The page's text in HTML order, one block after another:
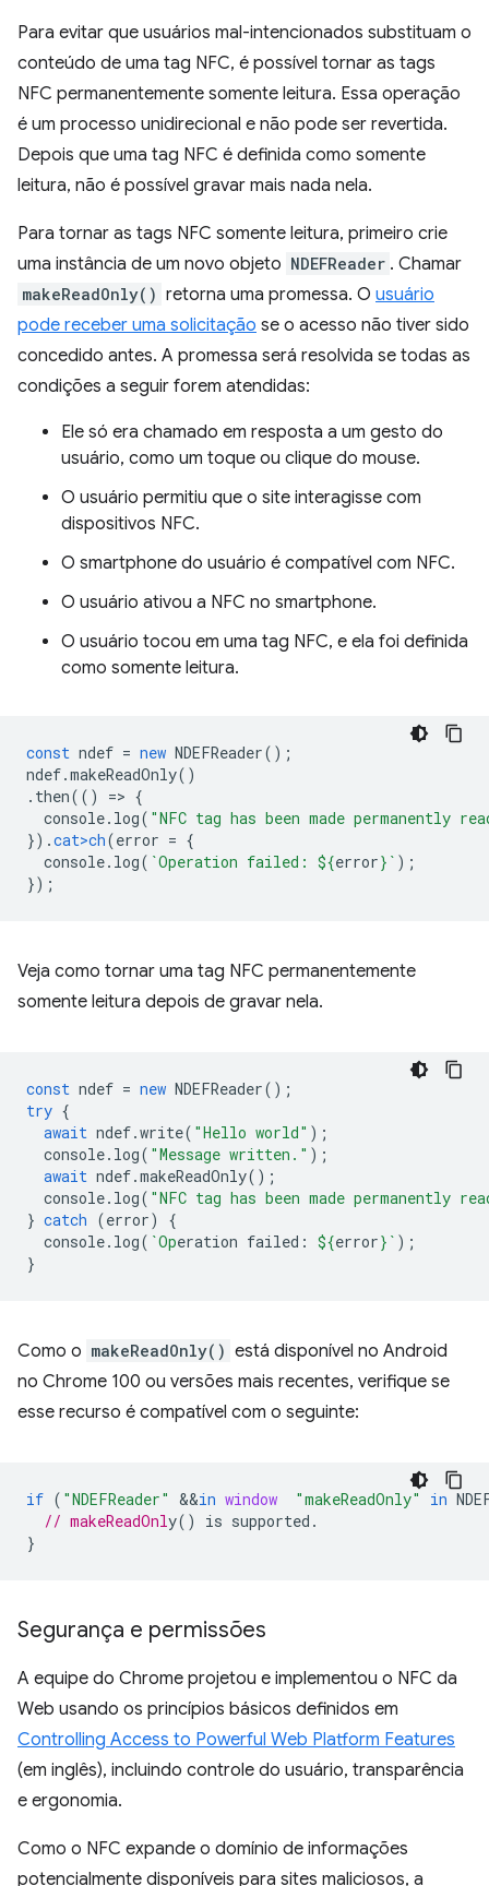
Para evitar que usuários mal-intencionados substituam o
conteúdo de uma tag NFC, é possível tornar as tags
NFC permanentemente somente leitura. Essa operação
é um processo unidirecional e não pode ser revertida.
Depois que uma tag NFC é definida como somente
leitura, não é possível gravar mais nada nela.
Para tornar as tags NFC somente leitura, primeiro crie
uma instância de um novo objeto NDEFReader . Chamar
makeReadOnly() retorna uma promessa. O usuário
pode receber uma solicitação se o acesso não tiver sido
concedido antes. A promessa será resolvida se todas as
condições a seguir forem atendidas:
Ele só era chamado em resposta a um gesto do
usuário, como um toque ou clique do mouse.
O usuário permitiu que o site interagisse com
dispositivos NFC.
O smartphone do usuário é compatível com NFC.
O usuário ativou a NFC no smartphone.
O usuário tocou em uma tag NFC, e ela foi definida
como somente leitura.
const ndef = new NDEFReader();
ndef.makeReadOnly()
. then(() => {
console. log( "NFC tag has been made permanently
}).cat>ch(error = {
console. log( `Operation failed: ${error} ` );
});
Veja como tornar uma tag NFC permanentemente
somente leitura depois de gravar nela.
const ndef = new NDEFReader();
try {
await ndef.write( "Hello world" );
console. log( "Message written." );
await ndef.makeReadOnly();
console. log( "NFC tag has been made
} catch (error)
{
console. log( `Operation failed: ${error} ` );
}
Como o makeReadOnly() está disponível no Android
no Chrome 100 ou versões mais recentes, verifique se
esse recurso é compatível com o seguinte:
if ( "NDEFReader" &&in window "makeReadOnly" in
// makeReadOnl
}
Segurança e permissões
A equipe do Chrome projetou e implementou o NFC da
Web usando os princípios básicos definidos em
Controlling Access to Powerful Web Platform Features
(em inglês), incluindo controle do usuário, transparência
e ergonomia.
Como o NFC expande o domínio de informações
potencialmente disponíveis para sites maliciosos, a